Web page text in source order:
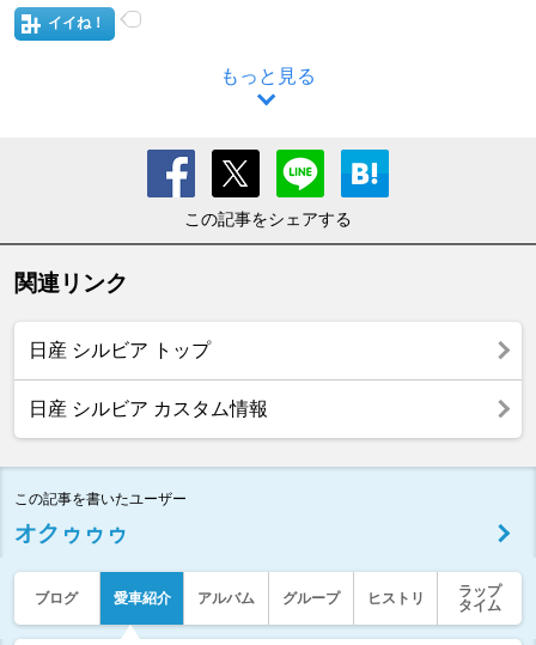
イイね！
もっと見る
この記事をシェアする
関連リンク
日産 シルビア トップ
日産 シルビア カスタム情報
この記事を書いたユーザー
オクゥゥゥ
ブログ 愛車紹介 アルバム グループ ヒストリ
ラップ
タイム